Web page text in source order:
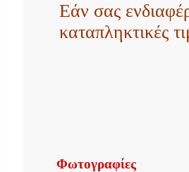
Εάν σας
καταπληκτικές
Φωτογραφίες